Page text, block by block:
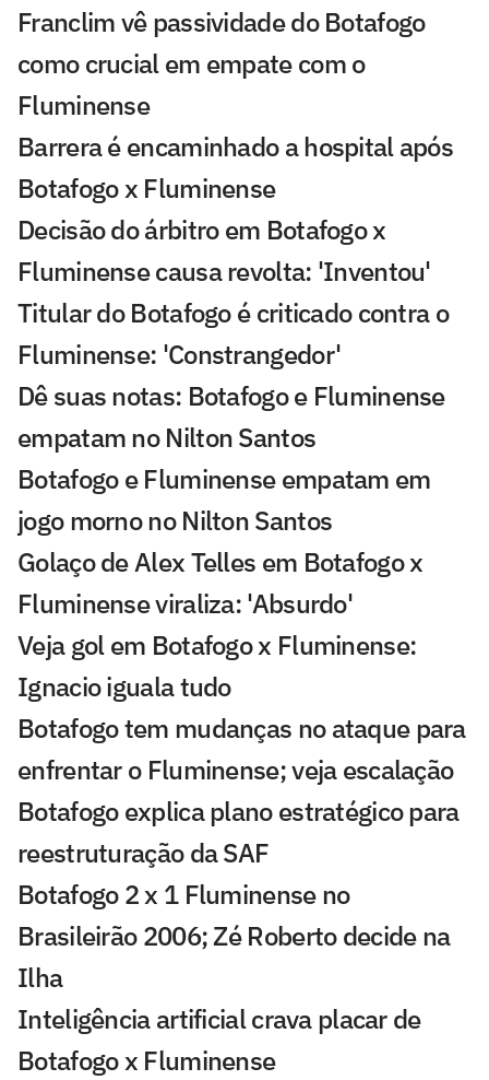
Franclim vê passividade do Botafogo
como crucial em empate com o
Fluminense
Barrera é encaminhado a hospital após
Botafogo x Fluminense
Decisão do árbitro em Botafogo x
Fluminense causa revolta: 'Inventou'
Titular do Botafogo é criticado contra o
Fluminense: 'Constrangedor'
Dê suas notas: Botafogo e Fluminense
empatam no Nilton Santos
Botafogo e Fluminense empatam em
jogo morno no Nilton Santos
Golaço de Alex Telles em Botafogo x
Fluminense viraliza: 'Absurdo'
Veja gol em Botafogo x Fluminense:
Ignacio iguala tudo
Botafogo tem mudanças no ataque para
enfrentar o Fluminense; veja escalação
Botafogo explica plano estratégico para
reestruturação da SAF
Botafogo 2 x 1 Fluminense no
Brasileirão 2006; Zé Roberto decide na
Ilha
Inteligência artificial crava placar de
Botafogo x Fluminense